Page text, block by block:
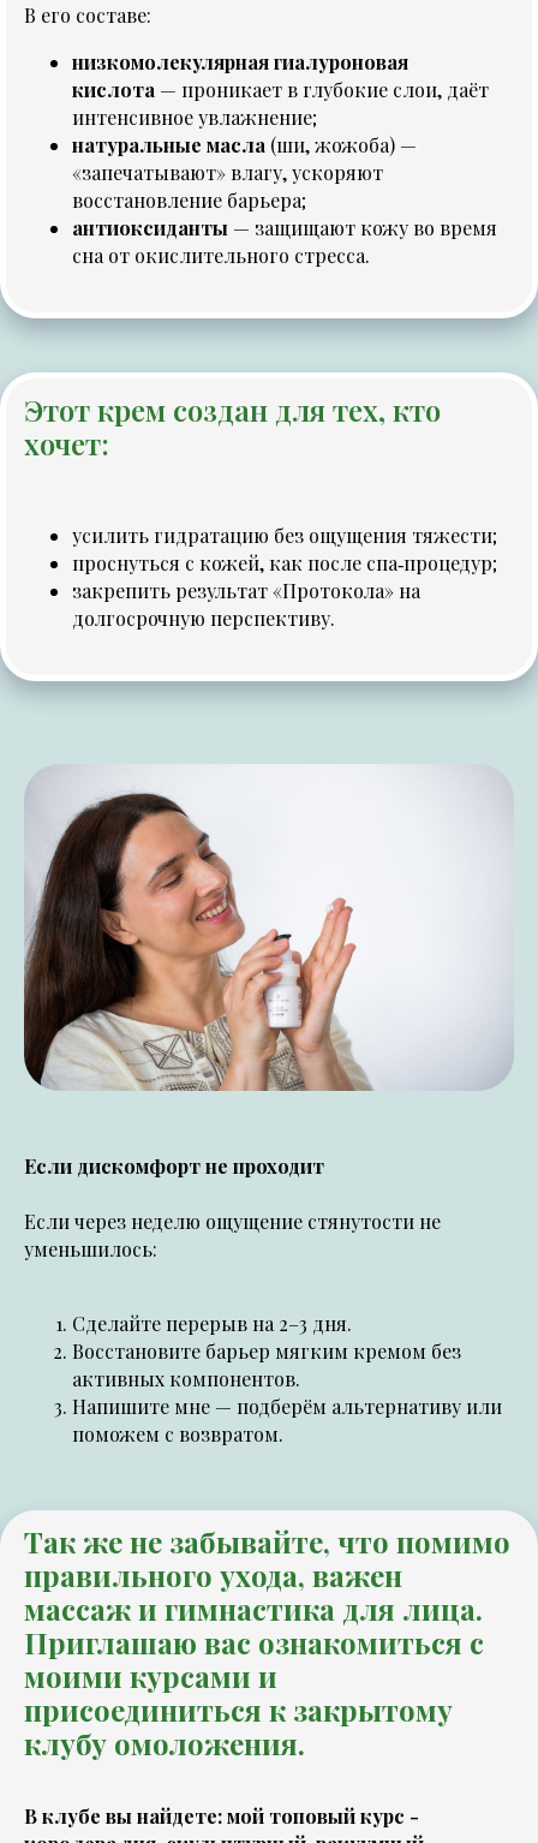
В его составе:
низкомолекулярная гиалуроновая
кислота — проникает в глубокие слои, даёт
интенсивное увлажнение;
натуральные масла (ши, жожоба) —
«запечатывают» влагу, ускоряют
восстановление барьера;
антиоксиданты — защищают кожу во время
сна от окислительного стресса.
Этот крем создан для тех, кто
хочет:
усилить гидратацию без ощущения тяжести;
проснуться с кожей, как после спа‑процедур;
закрепить результат «Протокола» на
долгосрочную перспективу.
Если дискомфорт не проходит
Если через неделю ощущение стянутости не
уменьшилось:
Сделайте перерыв на 2–3 дня.
Восстановите барьер мягким кремом без
активных компонентов.
Напишите мне — подберём альтернативу или
поможем с возвратом.
Так же не забывайте, что помимо
правильного ухода, важен
массаж и гимнастика для лица.
Приглашаю вас ознакомиться с
моими курсами и
присоединиться к закрытому
клубу омоложения.
В клубе вы найдете: мой топовый курс -